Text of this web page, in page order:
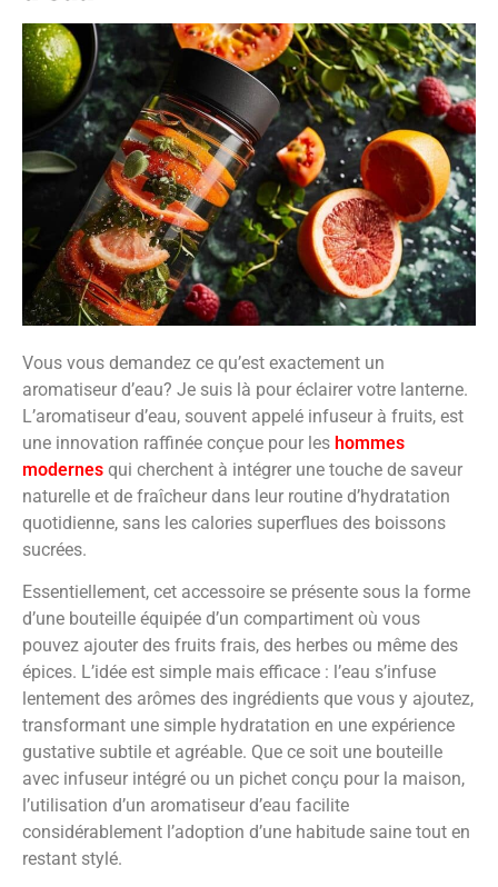
Vous vous demandez ce qu’est exactement un
aromatiseur d’eau? Je suis là pour éclairer votre lanterne.
L’aromatiseur d’eau, souvent appelé infuseur à fruits, est
une innovation raffinée conçue pour les hommes
modernes qui cherchent à intégrer une touche de saveur
naturelle et de fraîcheur dans leur routine d’hydratation
quotidienne, sans les calories superflues des boissons
sucrées.
Essentiellement, cet accessoire se présente sous la forme
d’une bouteille équipée d’un compartiment où vous
pouvez ajouter des fruits frais, des herbes ou même des
épices. L’idée est simple mais efficace : l’eau s’infuse
lentement des arômes des ingrédients que vous y ajoutez,
transformant une simple hydratation en une expérience
gustative subtile et agréable. Que ce soit une bouteille
avec infuseur intégré ou un pichet conçu pour la maison,
l’utilisation d’un aromatiseur d’eau facilite
considérablement l’adoption d’une habitude saine tout en
restant stylé.